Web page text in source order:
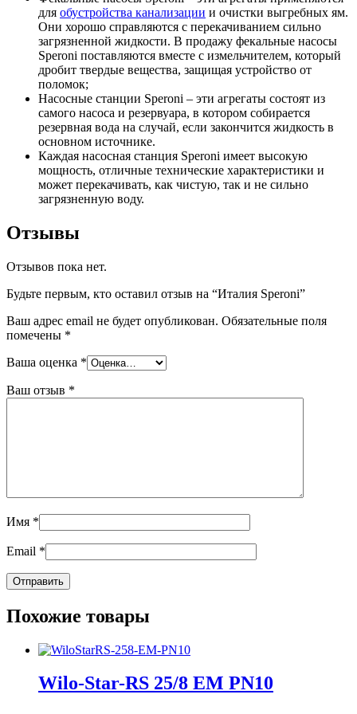
для обустройства канализации и очистки выгребных ям.
Они хорошо справляются с перекачиванием сильно
загрязненной жидкости. В продажу фекальные насосы
Speroni поставляются вместе с измельчителем, который
дробит твердые вещества, защищая устройство от
поломок;
Насосные станции Speroni – эти агрегаты состоят из
самого насоса и резервуара, в котором собирается
резервная вода на случай, если закончится жидкость в
основном источнике.
Каждая насосная станция Speroni имеет высокую
мощность, отличные технические характеристики и
может перекачивать, как чистую, так и не сильно
загрязненную воду.
Отзывы
Отзывов пока нет.
Будьте первым, кто оставил отзыв на “Италия Speroni”
Ваш адрес email не будет опубликован. Обязательные поля
помечены *
Ваша оценка *
Ваш отзыв *
Имя *
Email *
Похожие товары
Wilo-Star-RS 25/8 EM PN10